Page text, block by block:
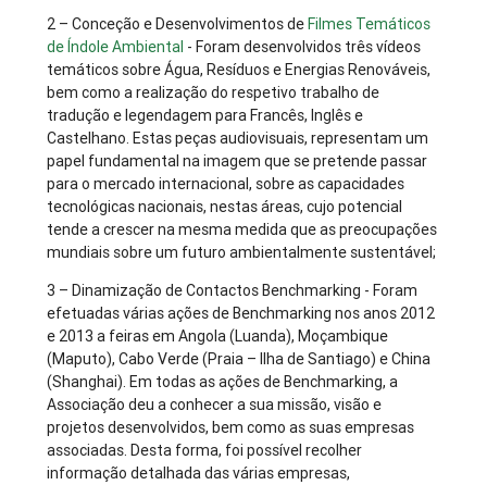
2 – Conceção e Desenvolvimentos de Filmes Temáticos
de Índole Ambiental - Foram desenvolvidos três vídeos
temáticos sobre Água, Resíduos e Energias Renováveis,
bem como a realização do respetivo trabalho de
tradução e legendagem para Francês, Inglês e
Castelhano. Estas peças audiovisuais, representam um
papel fundamental na imagem que se pretende passar
para o mercado internacional, sobre as capacidades
tecnológicas nacionais, nestas áreas, cujo potencial
tende a crescer na mesma medida que as preocupações
mundiais sobre um futuro ambientalmente sustentável;
3 – Dinamização de Contactos Benchmarking - Foram
efetuadas várias ações de Benchmarking nos anos 2012
e 2013 a feiras em Angola (Luanda), Moçambique
(Maputo), Cabo Verde (Praia – Ilha de Santiago) e China
(Shanghai). Em todas as ações de Benchmarking, a
Associação deu a conhecer a sua missão, visão e
projetos desenvolvidos, bem como as suas empresas
associadas. Desta forma, foi possível recolher
informação detalhada das várias empresas,